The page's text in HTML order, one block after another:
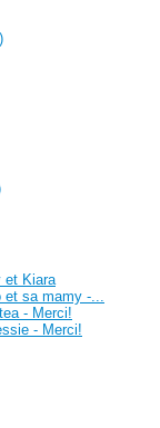
et Kiara
et sa mamy -...
- Merci!
- Merci!